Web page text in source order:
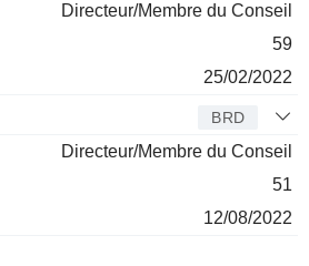
Directeur/Membre du Conseil
59
25/02/2022
BRD
Directeur/Membre du Conseil
51
12/08/2022